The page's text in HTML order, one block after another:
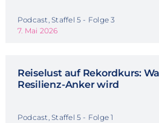
Podcast, Staffel 5 - Folge 3
7. Mai 2026
Reiselust auf Rekordkurs:
Resilienz-Anker wird
Podcast, Staffel 5 - Folge 1